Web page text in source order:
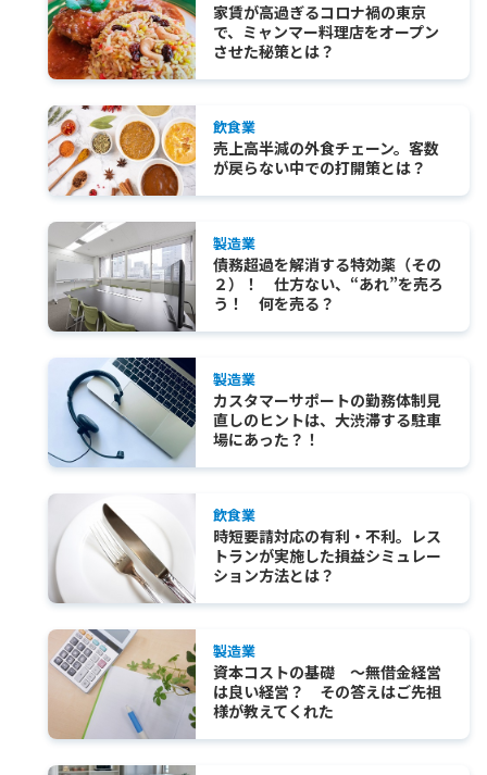
家賃が高過ぎるコロナ禍の東京
で、ミャンマー料理店をオープン
させた秘策とは？
飲食業
売上高半減の外食チェーン。客数
が戻らない中での打開策とは？
製造業
債務超過を解消する特効薬（その
２）！ 仕方ない、“あれ”を売ろ
う！ 何を売る？
製造業
カスタマーサポートの勤務体制見
直しのヒントは、大渋滞する駐車
場にあった？！
飲食業
時短要請対応の有利・不利。レス
トランが実施した損益シミュレー
ション方法とは？
製造業
資本コストの基礎 ～無借金経営
は良い経営？ その答えはご先祖
様が教えてくれた